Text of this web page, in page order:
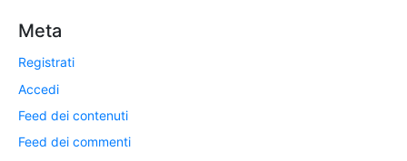
Meta
Registrati
Accedi
Feed dei contenuti
Feed dei commenti